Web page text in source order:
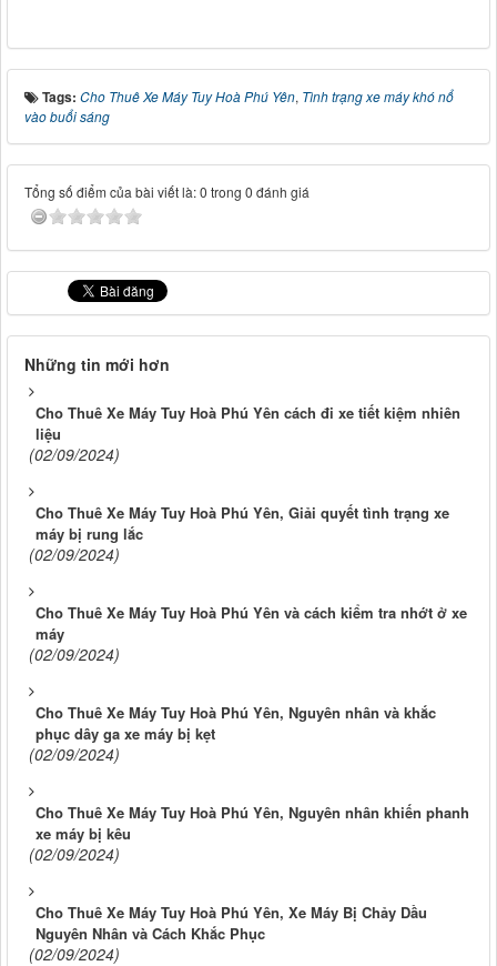
Tags: Cho Thuê Xe Máy Tuy Hoà Phú Yên, Tình trạng xe máy khó nổ
vào buổi sáng
Tổng số điểm của bài viết là: 0 trong 0 đánh giá
Những tin mới hơn
Cho Thuê Xe Máy Tuy Hoà Phú Yên cách đi xe tiết kiệm nhiên
liệu
(02/09/2024)
Cho Thuê Xe Máy Tuy Hoà Phú Yên, Giải quyết tình trạng xe
máy bị rung lắc
(02/09/2024)
Cho Thuê Xe Máy Tuy Hoà Phú Yên và cách kiểm tra nhớt ở xe
máy
(02/09/2024)
Cho Thuê Xe Máy Tuy Hoà Phú Yên, Nguyên nhân và khắc
phục dây ga xe máy bị kẹt
(02/09/2024)
Cho Thuê Xe Máy Tuy Hoà Phú Yên, Nguyên nhân khiến phanh
xe máy bị kêu
(02/09/2024)
Cho Thuê Xe Máy Tuy Hoà Phú Yên, Xe Máy Bị Chảy Dầu
Nguyên Nhân và Cách Khắc Phục
(02/09/2024)